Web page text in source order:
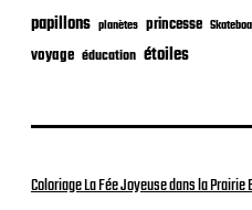
papillons planètes princesse
voyage éducation étoiles
Coloriage La Fée Joyeuse dans la